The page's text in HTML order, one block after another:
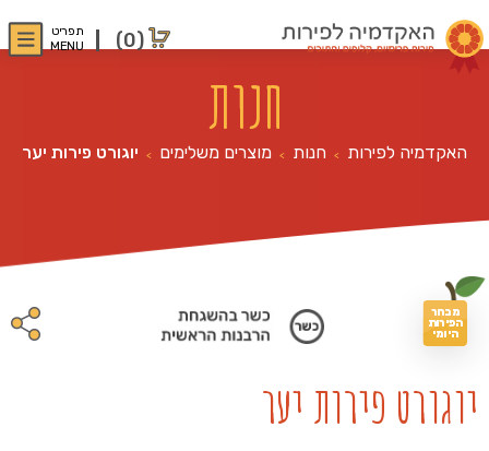
(0)
תפריט
MENU
חנות
האקדמיה לפירות > חנות > מוצרים משלימים > יוגורט פירות יער
מבחר
הפירות
היומי
יוגורט פירות יער